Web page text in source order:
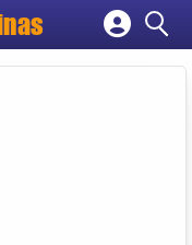
empresa